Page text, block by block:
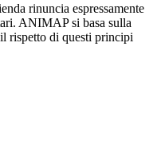
rinuncia espressamente
ANIMAP si basa sulla
rispetto di questi principi